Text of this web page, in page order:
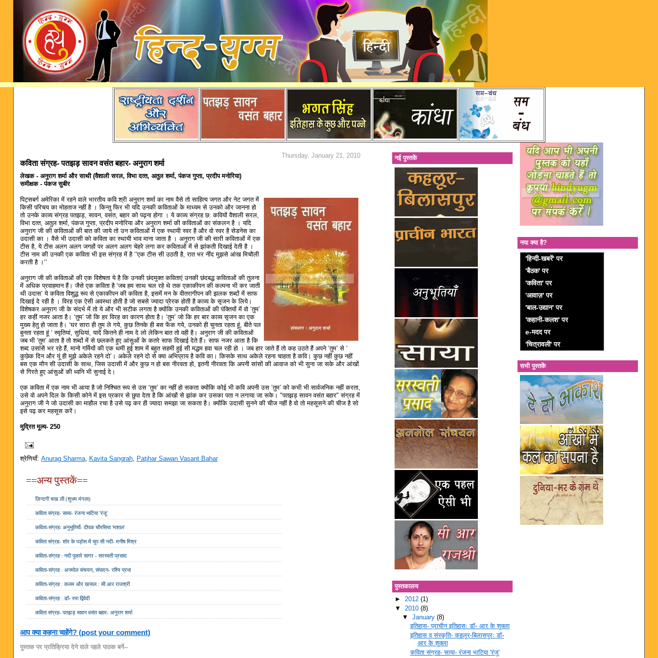
Thursday, January 21, 2010
कविता संग्रह- पतझड़ सावन वसंत बहार- अनुराग शर्मा
लेखक - अनुराग शर्मा और साथी (वैशाली सरल, विभा दत्‍त, अतुल शर्मा, पंकज गुप्‍ता, प्रदीप मनोरिया)
समीक्षक - पंकज सुबीर
पिट्सबर्ग अमेरिका में रहने वाले भारतीय कवि श्री अनुराग शर्मा का नाम वैसे तो साहित्‍य जगत और नेट जगत में
किसी परिचय का मोहताज नहीं है । किन्‍तु फिर भी यदि उनकी कविताओं के माध्‍यम से उनको और जानना हो
तो उनके काव्‍य संग्रह पतझड़, सावन, वसंत, बहार को पढ़ना होगा । ये काव्‍य संग्रह छ: कवियों वैशाली सरल,
विभा दत्‍त, अतुल शर्मा, पंकज गुप्‍ता, प्रदीप मनोरिया और अनुराग शर्मा की कविताओं का संकलन है । यदि
अनुराग जी की कविताओं की बात की जाये तो उन कविताओं में एक स्‍थायी स्‍वर है और वो स्‍वर है सेडनेस का
उदासी का । वैसे भी उदासी को कविता का स्‍थायी भाव माना जाता है । अनुराग जी की सारी कविताओं में एक
टीस है, ये टीस अलग अलग जगहों पर अलग अलग चेहरे लगा कर कविताओं में से झांकती दिखाई देती है ।
टीस नाम की उनकी एक कविता भी इस संग्रह में है ’’एक टीस सी उठती है, रात भर नींद मुझसे आंख मिचौली
करती है ।‘’
अनुराग जी की कविताओं की एक विशेषता ये है कि उनकी छंदमुक्‍त कविताएं उनकी छंदबद्ध कविताओं की तुलना
में अधिक प्रवाहमान हैं। जैसे एक कविता है ‘जब हम साथ चल रहे थे तक एकाकीपन की कल्‍पना भी कर जाती
थी उदास’ ये कविता विशुद्ध रूप से एकाकीपन की कविता है, इसमें मन के वीतरागीपन की झलक शब्‍दों में साफ
दिखाई दे रही है । विरह एक ऐसी अवस्‍था होती है जो सबसे ज्‍यादा प्रेरक होती है काव्‍य के सृजन के लिये।
विशेषकर अनुराग जी के संदर्भ में तो ये और भी सटीक लगता है क्‍योंकि उनकी कविताओं की पंक्तियों में वो ‘तुम’
हर कहीं नजर आता है। ‘तुम’ जो कि हर विरह का कारण होता है। ‘तुम’ जो कि हर बार काव्‍य सृजन का एक
मुख्‍य हेतु हो जाता है। ‘घर सारा ही तुम ले गये, कुछ तिनके ही बस फेंक गये, उनको ही चुनता रहता हूं, बीते पल
बुनता रहता हूं ‘ स्‍मृतियां, सुधियां, यादें कितने ही नाम दे लो लेकिन बात तो वही है। अनुराग जी की कविताओं
जब भी ‘तुम’ आता है तो शब्‍दों में से छलकते हुए आंसुओं के कतरे साफ दिखाई देते हैं। साफ नजर आता है कि
शब्‍द उसांसें भर रहे हैं, मानो गर्मियों की एक थमी हुई शाम में बहुत सहमी हुई सी मद्धम हवा चल रही हो । जब हार जाते हैं तो कह उठते हैं अपने ‘तुम’ से ‘
कुछेक दिन और यूं ही मुझे अकेले रहने दो’। अकेले रहने दो से क्‍या अभिप्राय है कवि का। किसके साथ अकेले रहना चाहता है कवि। कुछ नहीं कुछ नहीं
बस एक मौन सी उदासी के साथ, जिस उदासी में और कुछ न हो बस नीरवता हो, इतनी नीरवता कि अपनी सांसों की आवाज को भी सुना जा सके और आंखों
से गिरते हुए आंसुओं की ध्‍वनि भी सुनाई दे।
एक कविता में एक नाम भी आया है जो निश्चित रूप से उस ‘तुम’ का नहीं हो सकता क्‍योंकि कोई भी कवि अपनी उस ‘तुम’ को कभी भी सार्वजनिक नहीं करता,
उसे वो अपने दिल के किसी कोने में इस प्रकार से छुपा देता है कि आंखों से झांक कर उसका पता न लगाया जा सके। "पतझड़ सावन वसंत बहार" संग्रह में
अनुराग जी ने जो उदासी का माहौल रचा है उसे पढ़ कर ही ज्‍यादा समझा जा सकता है। क्‍योंकि उदासी सुनने की चीज नहीं है वो तो महसूसने की चीज है सो
इसे पढ़ कर महसूस करें।
मुद्रित मूल्य- 250
श्रेणियाँ: Anurag Sharma, Kavita Sangrah, Patjhar Sawan Vasant Bahar
==अन्य पुस्तकें==
ज़िन्दगी चख ली (शुभम मंगला)
कविता संग्रह- साया- रंजना भाटिया 'रंजू'
कविता-संग्रहः अनुभूतियाँ- दीपक चौरसिया 'मशाल'
कविता संग्रह- शोर के पड़ोस में चुप सी नदी- मनीष मिश्र
कविता-संग्रह : नदी पुकारे सागर - सरस्वती प्रसाद
कविता-संग्रह : अनमोल संचयन, संपादन- रश्मि प्रभा
कविता-संग्रह : कलम और खयाल : सी आर राजश्री
कविता-संग्रह : डॉ॰ रमा द्विवेदी
कविता संग्रह- पतझड़ सावन वसंत बहार- अनुराग शर्मा
आप क्या कहना चाहेंगे? (post your comment)
पुस्तक पर प्रतिक्रिया देने वाले पहले पाठक बनें--
नई पुस्तकें
पुस्तकालय
► 2012 (1)
▼ 2010 (8)
▼January(8)
इतिहास- प्राचीन इतिहासः डॉ॰ आर के शुक्ला
इतिहास व संस्कृति- कहलूर-बिलासपुरः डॉ॰
आर के शुक्ला
कविता संग्रह- साया- रंजना भाटिया 'रंजू'
नया क्या है?
'हिन्दी-खबरें' पर
'बैठक' पर
'कविता' पर
'आवाज़' पर
'बाल-उद्यान' पर
'कहानी-कलश' पर
e-मदद पर
'चित्रावली' पर
सभी पुस्तकें